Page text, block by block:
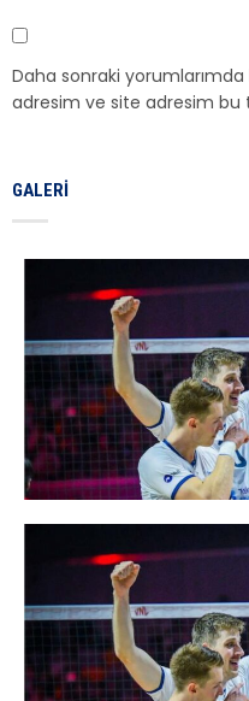
Daha sonraki yorumlarımda
adresim ve site adresim bu
GALERI